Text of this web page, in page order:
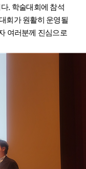
. 학술대회에 참석
회가 원활히 운영될
여러분께 진심으로